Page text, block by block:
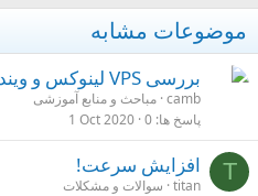
موضوعات مشابه
بررسی VPS لینوکس و ویندوز در ایران و خارج کشور
camb مباحث و منابع آموزشی
پاسخ ها 0
1 Oct 2020
T افزایش سرعت!
titan سوالات و مشکلات